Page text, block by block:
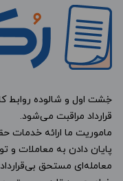
خِشت اول و شالوده روابط
قرارداد مراقبت می‌شود.
ماموریت ما ارائه خدمات
پایان دادن به معاملات
معامله‌ای مستحق